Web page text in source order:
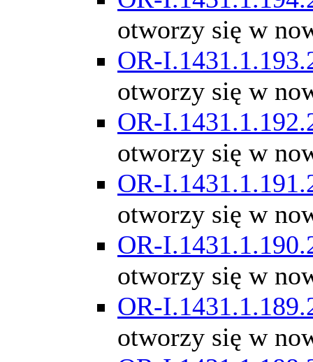
otworzy się w
OR-
otworzy się w
OR-
otworzy się w
OR-
otworzy się w
OR-
otworzy się w
OR-
otworzy się w